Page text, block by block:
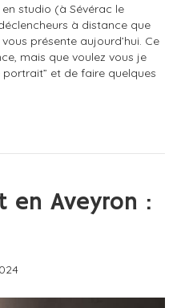
en studio (à Sévérac le
à distance que
présente aujourd’hui. Ce
mais que voulez vous je
et de faire quelques
en Aveyron :